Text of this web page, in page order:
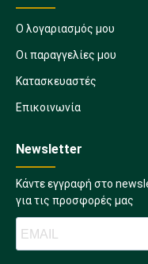
Ο λογαριασμός μου
Οι παραγγελίες μου
Κατασκευαστές
Επικοινωνία
Newsletter
Κάντε εγγραφή στο
για τις προσφορές μας